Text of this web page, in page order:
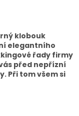
klobouk
elegantního
řady firmy
před nepřízní
Při tom všem si